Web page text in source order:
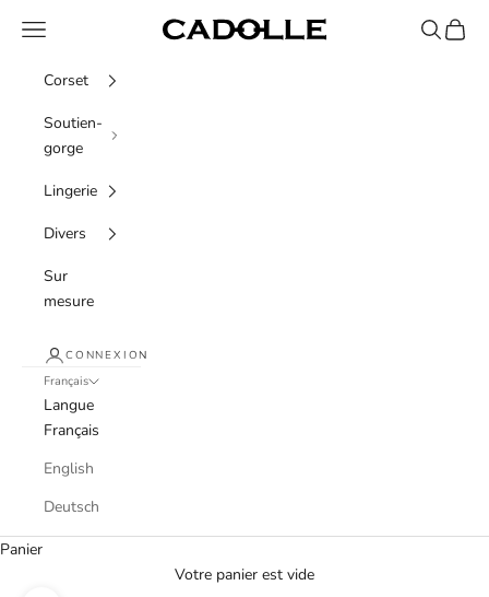
Cadolle
Menu Recherche
Panier
Corset
Soutien-
gorge
Lingerie
Divers
Sur
mesure
CONNEXION
Français
Langue
Français
English
Deutsch
Panier
Votre panier est vide